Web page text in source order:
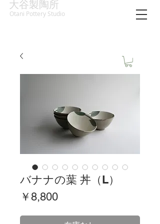
大谷製陶所
Otani Pottery Studio
バナナの葉 丼（L）
￥8,800価